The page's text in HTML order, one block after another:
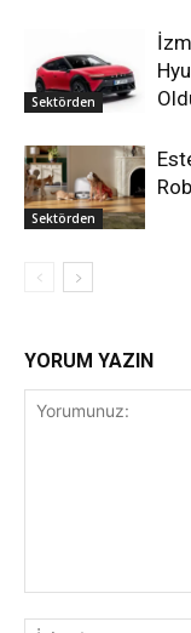
Sektörden
Sektörden
YORUM YAZIN